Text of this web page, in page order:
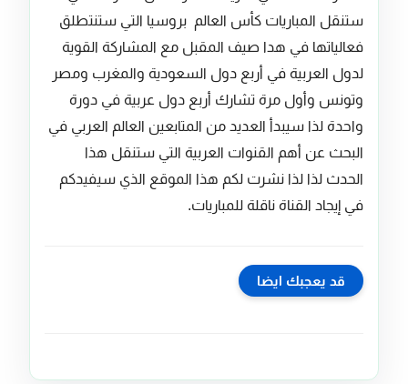
ستنقل المباريات كأس العالم بروسيا التي ستنتطلق
فعالياتها في هدا صيف المقبل مع المشاركة القوية
لدول العربية في أربع دول السعودية والمغرب ومصر
وتونس وأول مرة تشارك أربع دول عربية في دورة
واحدة لذا سيبدأ العديد من المتابعين العالم العربي في
البحث عن أهم القنوات العربية التي ستنقل هذا
الحدث لذا لذا نشرت لكم هذا الموقع الذي سيفيدكم
في إيجاد القناة ناقلة للمباريات.
قد يعجبك ايضا